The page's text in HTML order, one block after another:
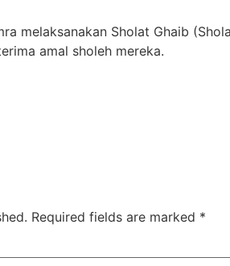
melaksanakan Sholat Ghaib
amal sholeh mereka.
Required fields are marked *